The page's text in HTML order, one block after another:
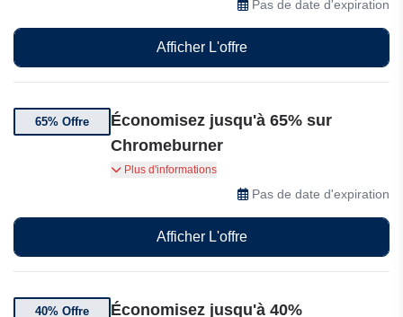
Pas de date d'expiration
Afficher L'offre
65% Offre
Économisez jusqu'à 65% sur
Chromeburner
Super soldes jusqu'à 65% de réduction ! Vestes
imperméables Ombre de Bogotto Découvrez
leurs nouvelles offres !
Plus d'informations
Pas de date d'expiration
Afficher L'offre
40% Offre Économisez jusqu'à 40%